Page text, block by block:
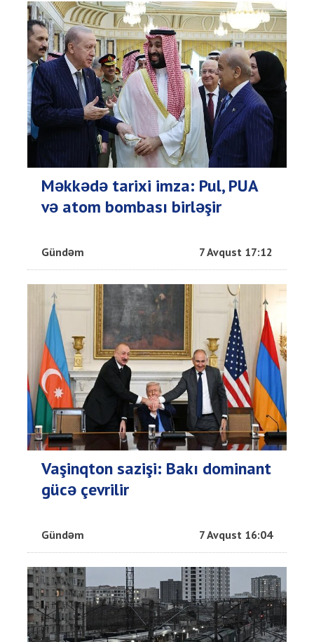
Məkkədə tarixi imza: Pul, PUA
və atom bombası birləşir
Gündəm 7 Avqust 17:12
Vaşinqton sazişi: Bakı dominant
gücə çevrilir
Gündəm 7 Avqust 16:04